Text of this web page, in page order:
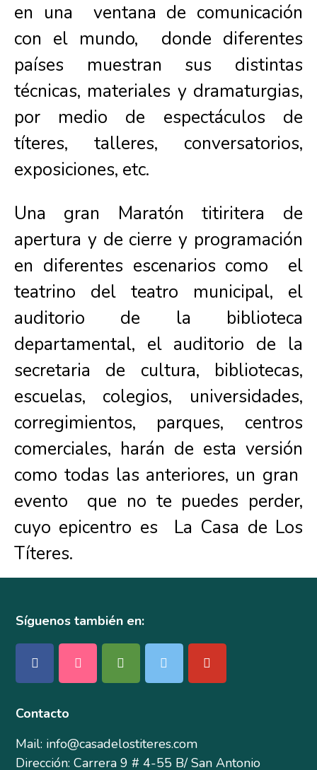
en una ventana de comunicación
con el mundo, donde diferentes
países muestran sus distintas
técnicas, materiales y dramaturgias,
por medio de espectáculos de
títeres, talleres, conversatorios,
exposiciones, etc.
Una gran Maratón titiritera de
apertura y de cierre y programación
en diferentes escenarios como el
teatrino del teatro municipal, el
auditorio de la biblioteca
departamental, el auditorio de la
secretaria de cultura, bibliotecas,
escuelas, colegios, universidades,
corregimientos, parques, centros
comerciales, harán de esta versión
como todas las anteriores, un gran
evento que no te puedes perder,
cuyo epicentro es La Casa de Los
Títeres.
Síguenos también en:
Contacto
Mail: info@casadelostiteres.com
Dirección: Carrera 9 # 4-55 B/ San Antonio